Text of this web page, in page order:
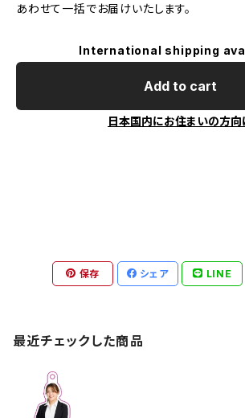
あわせて一括でお届けいたします。
International shipping
Add to cart
日本国内にお住まいの方向
保存 シェア LINE
最近チェックした商品